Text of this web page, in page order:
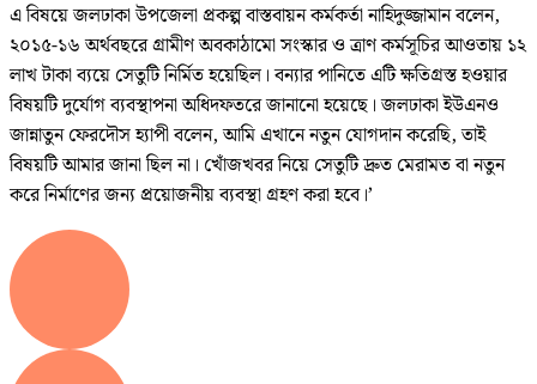
এ বিষয়ে জলঢাকা উপজেলা প্রকল্প বাস্তবায়ন কর্মকর্তা নাহিদুজ্জামান বলেন,
২০১৫-১৬ অর্থবছরে গ্রামীণ অবকাঠামো সংস্কার ও ত্রাণ কর্মসূচির আওতায় ১২
লাখ টাকা ব্যয়ে সেতুটি নির্মিত হয়েছিল। বন্যার পানিতে এটি ক্ষতিগ্রস্ত হওয়ার
বিষয়টি দুর্যোগ ব্যবস্থাপনা অধিদফতরে জানানো হয়েছে। জলঢাকা ইউএনও
জান্নাতুন ফেরদৌস হ্যাপী বলেন, আমি এখানে নতুন যোগদান করেছি, তাই
বিষয়টি আমার জানা ছিল না। খোঁজখবর নিয়ে সেতুটি দ্রুত মেরামত বা নতুন
করে নির্মাণের জন্য প্রয়োজনীয় ব্যবস্থা গ্রহণ করা হবে।’